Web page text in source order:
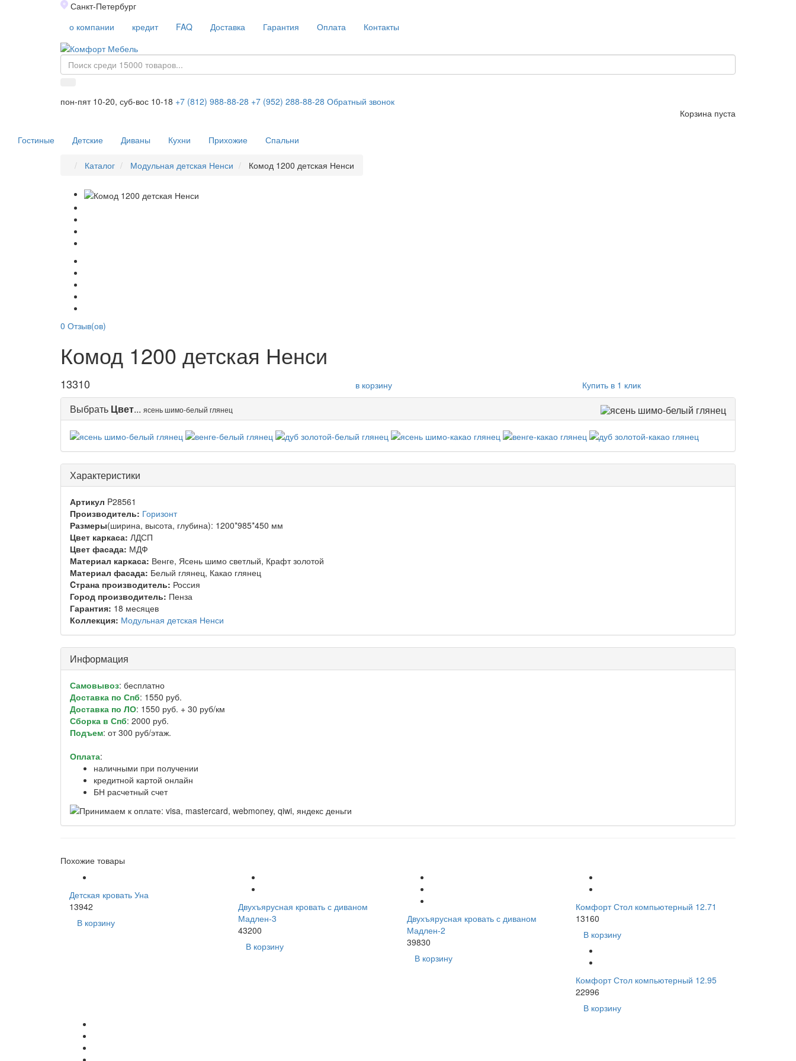
Санкт-Петербург
о компании
кредит FAQ Доставка Гарантия Оплата Контакты
пон-пят 10-20, суб-вос 10-18 +7 (812) 988-88-28 +7 (952) 288-88-28 Обратный звонок
Корзина пуста
Гостиные Детские Диваны Кухни Прихожие Спальни
Каталог Модульная детская Ненси Комод 1200 детская Ненси
0 Отзыв(ов)
Комод 1200 детская Ненси
13310 в корзину Купить в 1 клик
Выбрать Цвет... ясень шимо-белый глянец
Характеристики
Артикул P28561
Производитель: Горизонт
Размеры(ширина, высота, глубина): 1200*985*450 мм
Цвет каркаса: ЛДСП
Цвет фасада: МДФ
Материал каркаса: Венге, Ясень шимо светлый, Крафт золотой
Материал фасада: Белый глянец, Какао глянец
Cтрана производитель: Россия
Город производитель: Пенза
Гарантия: 18 месяцев
Коллекция: Модульная детская Ненси
Информация
Самовывоз: бесплатно
Доставка по Спб: 1550 руб.
Доставка по ЛО: 1550 руб. + 30 руб/км
Сборка в Спб: 2000 руб.
Подъем: от 300 руб/этаж.
Оплата:
наличными при получении
кредитной картой онлайн
БН расчетный счет
Похожие товары
Детская кровать Уна
13942
В корзину
Двухъярусная кровать с диваном
Мадлен-3
43200
В корзину
Двухъярусная кровать с диваном
Мадлен-2
39830
В корзину
Комфорт Стол компьютерный 12.71
13160
В корзину
Комфорт Стол компьютерный 12.95
22996
В корзину